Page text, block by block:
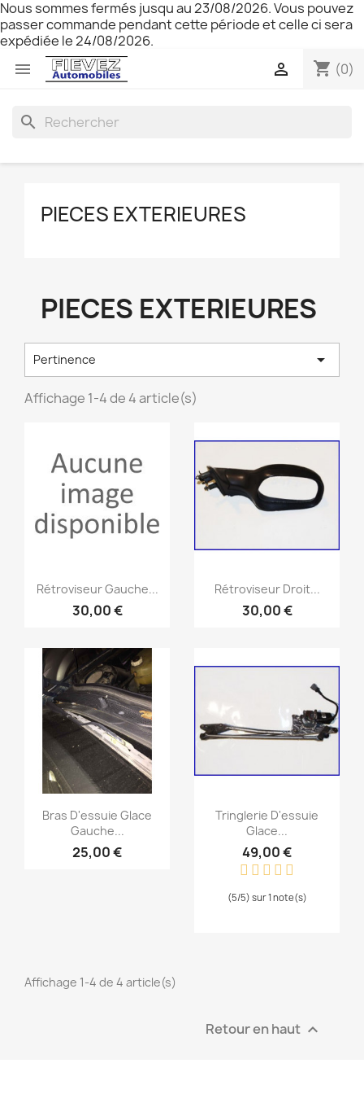
Nous sommes fermés jusqu au 23/08/2026. Vous pouvez
passer commande pendant cette période et celle ci sera
expédiée le 24/08/2026.
 shopping_cart (0)

search
PIECES EXTERIEURES
PIECES EXTERIEURES
Pertinence 
Affichage 1-4 de 4 article(s)
Aperçu rapide
Rétroviseur Gauche...
30,00 €
Aperçu rapide
Rétroviseur Droit...
30,00 €
Aperçu rapide
Bras D'essuie Glace
Gauche...
25,00 €
Aperçu rapide
Tringlerie D'essuie
Glace...
49,00 €
(5/5) sur 1 note(s)
Affichage 1-4 de 4 article(s)
Retour en haut 